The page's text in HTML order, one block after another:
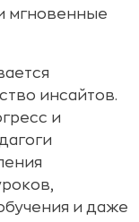
мгновенные
инсайтов.
и
и даже